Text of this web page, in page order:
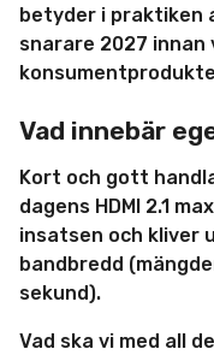
betyder i
snarare 2027 innan
Vad innebär
Kort och gott
dagens HDMI 2.1
insatsen och kliver
bandbredd
sekund).
Vad ska vi med all